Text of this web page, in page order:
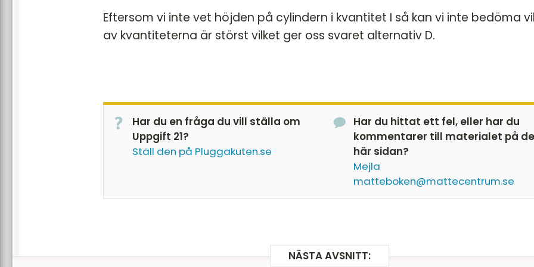
Eftersom vi inte vet höjden på cylindern i kvantitet I så kan vi inte bedöma
av kvantiteterna är störst vilket ger oss svaret alternativ D.
Har du en fråga du vill ställa om
Uppgift 21?
Ställ den på Pluggakuten.se
Har du hittat ett fel, eller har du
kommentarer till materialet på
här sidan?
Mejla
matteboken@mattecentrum.se
NÄSTA AVSNITT: